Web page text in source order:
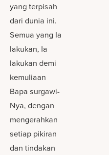
yang terpisah
dari dunia ini.
Semua yang Ia
lakukan, Ia
lakukan demi
kemuliaan
Bapa surgawi-
Nya, dengan
mengerahkan
setiap pikiran
dan tindakan